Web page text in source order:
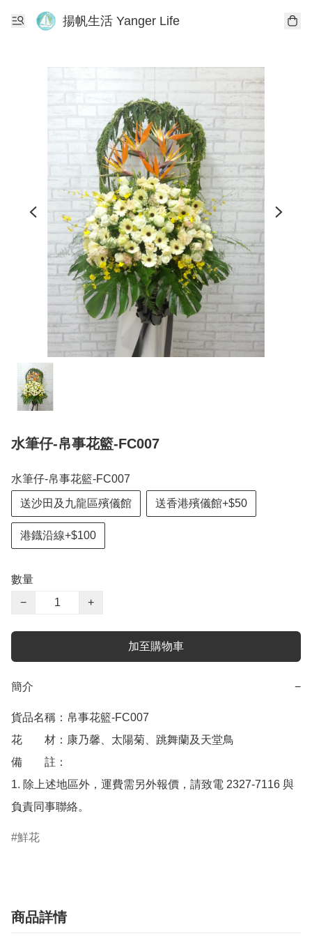
揚帆生活 Yanger Life
水筆仔-帛事花籃-FC007
水筆仔-帛事花籃-FC007
送沙田及九龍區殯儀館 送香港殯儀館+$50
港鐡沿線+$100
數量
−
+
加至購物車
簡介 −
貨品名稱：帛事花籃-FC007
花　　材：康乃馨、太陽菊、跳舞蘭及天堂鳥
備　　註：
1. 除上述地區外，運費需另外報價，請致電 2327-7116 與
負責同事聯絡。
鮮花
商品詳情